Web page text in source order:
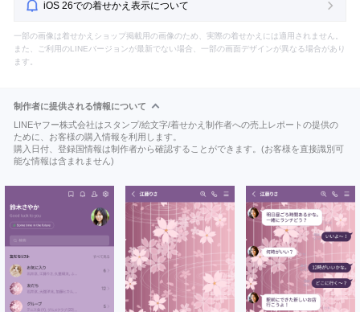
iOS 26での着せかえ表示について
一部の画像は着せかえショップ掲載用の画像のため、実際の着せかえには適用されません。
また、ご利用のLINEバージョンが最新でない場合、一部の画面デザインが異なる場合があり
ます。
制作者に提供される情報について
LINEヤフー株式会社はスタンプ/絵文字/着せかえ制作者への売上レポートの提供の
ために、お客様の購入情報を利用します。
購入日付、登録国情報は制作者から確認することができます。(お客様を直接識別可
能な情報は含まれません)